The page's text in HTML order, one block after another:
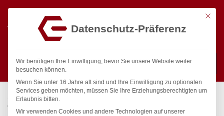
Suchen
Start / Gastronomiebedarf & Gastro Geräte für Profis
Wassertechnik
Wandbatterie luxor Wandbatterie 1/2″
Mit
Datenschutz-Präferenz
Wir benötigen Ihre Einwilligung, bevor Sie unsere Website weiter
besuchen können.
Wenn Sie unter 16 Jahre alt sind und Ihre Einwilligung zu optionalen
Services geben möchten, müssen Sie Ihre Erziehungsberechtigten um
Erlaubnis bitten.
Wir verwenden Cookies und andere Technologien auf unserer